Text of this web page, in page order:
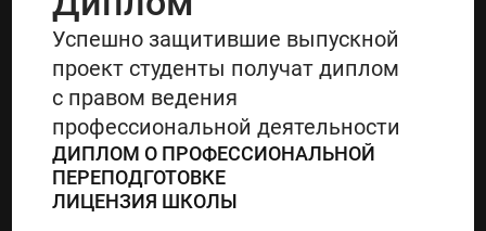
Успешно защитившие выпускной
проект студенты получат диплом
с правом ведения
профессиональной деятельности
ДИПЛОМ О ПРОФЕССИОНАЛЬНОЙ
ПЕРЕПОДГОТОВКЕ
ЛИЦЕНЗИЯ ШКОЛЫ